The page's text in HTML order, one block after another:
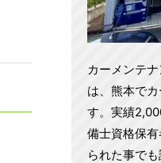
カーメンテ
は、熊本で
す。実績
備士資格保
られた事でも